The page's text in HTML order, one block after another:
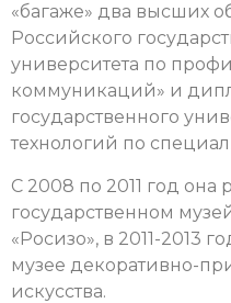
«багаже» два высших
Российского
университета по
коммуникаций» и
государственного
технологий по
С 2008 по 2011 год она
государственном
«Росизо», в 2011-2013
музее декоративно-
искусства.